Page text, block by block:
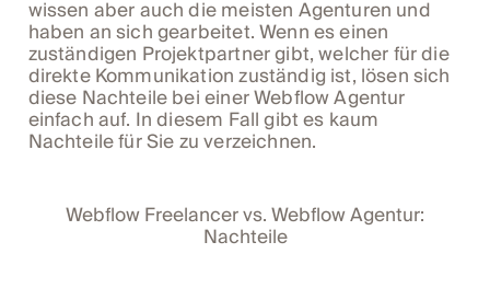
wissen aber auch die meisten Agenturen und
haben an sich gearbeitet. Wenn es einen
zuständigen Projektpartner gibt, welcher für die
direkte Kommunikation zuständig ist, lösen sich
diese Nachteile bei einer Webflow Agentur
einfach auf. In diesem Fall gibt es kaum
Nachteile für Sie zu verzeichnen.
Webflow Freelancer vs. Webflow Agentur:
Nachteile